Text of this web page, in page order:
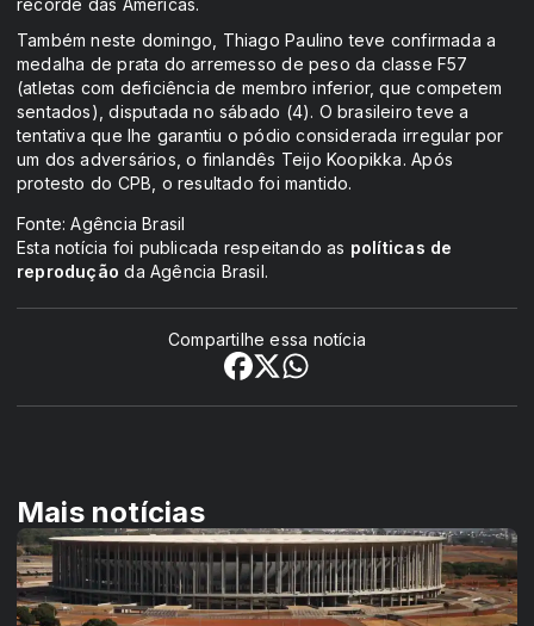
recorde das Américas.
Também neste domingo, Thiago Paulino teve confirmada a
medalha de prata do arremesso de peso da classe F57
(atletas com deficiência de membro inferior, que competem
sentados), disputada no sábado (4). O brasileiro teve a
tentativa que lhe garantiu o pódio considerada irregular por
um dos adversários, o finlandês Teijo Koopikka. Após
protesto do CPB, o resultado foi mantido.
Fonte: Agência Brasil
Esta notícia foi publicada respeitando as políticas de
reprodução da Agência Brasil.
Compartilhe essa notícia
Mais notícias